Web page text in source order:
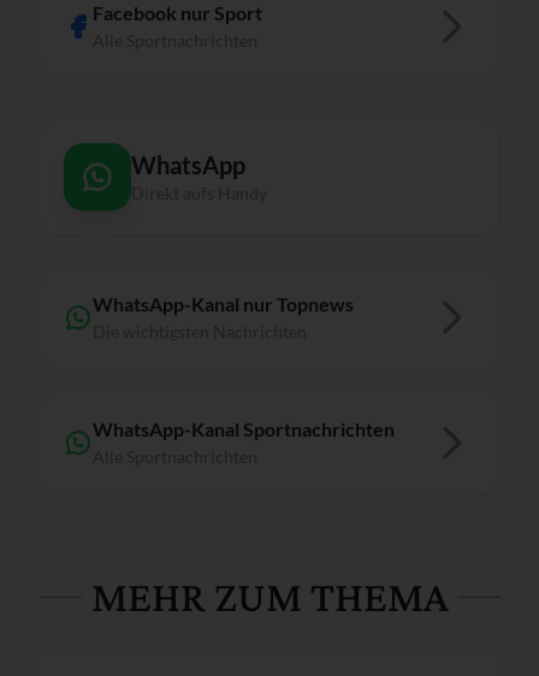
Facebook nur Sport
WhatsApp
WhatsApp-Kanal nur Topnews
WhatsApp-Kanal Sportnachrichten
MEHR ZUM THEMA